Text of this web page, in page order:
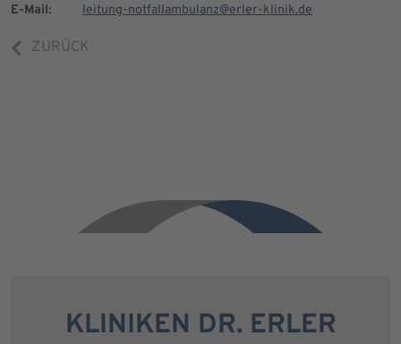
E-Mail: leitung-notfallambulanz@erler-klinik.de
ZURÜCK
KLINIKEN DR. ERLER